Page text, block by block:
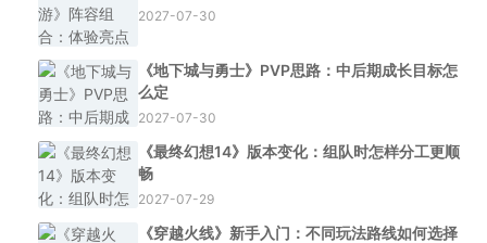
2027-07-30
《地下城与勇士》PVP思路：中后期成长目标怎
么定
2027-07-30
《最终幻想14》版本变化：组队时怎样分工更顺
畅
2027-07-29
《穿越火线》新手入门：不同玩法路线如何选择